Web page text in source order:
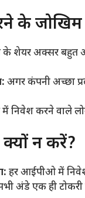
के जोखिम
शेयर अक्सर बहुत
अगर कंपनी अच्छा
करने वाले
न करें?
हर आईपीओ में
अंडे एक ही टोकरी